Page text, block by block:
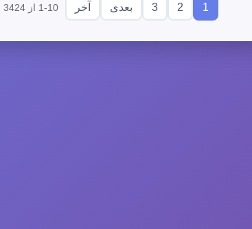
1
2
3 بعدی آخر 1-10 از 3424